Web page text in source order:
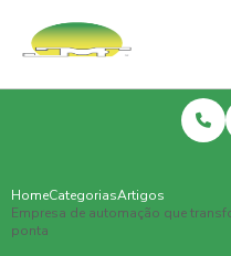
HomeCategoriasArtigos
Empresa de automação que
ponta